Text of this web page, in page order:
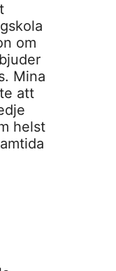
om
Mina
att
helst